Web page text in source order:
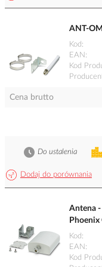
ANT-
Kod
EAN
Kod
Cena brutto
Dodaj do porównania
Do ustalenia
Antena
Kod
EAN
Kod